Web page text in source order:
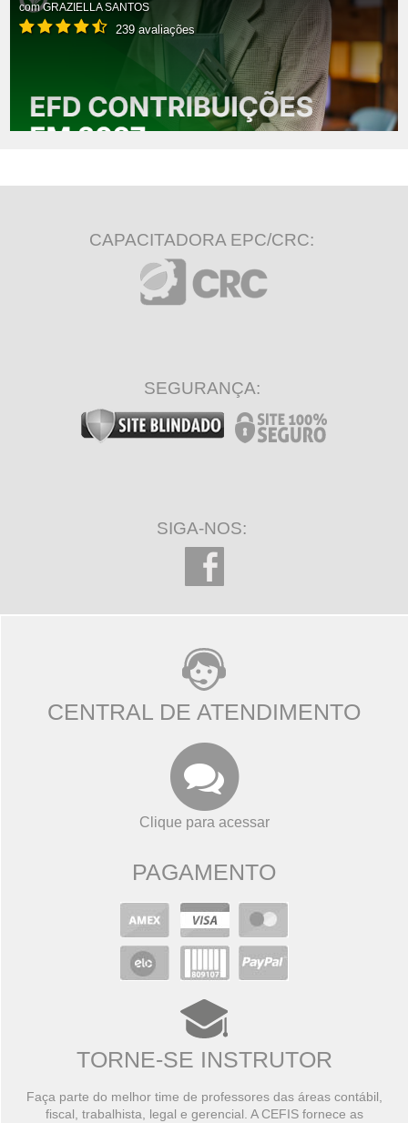
comGRAZIELLA SANTOS
239 avaliações
CAPACITADORA EPC/CRC:
SEGURANÇA:
SIGA-NOS:
CENTRAL DE ATENDIMENTO
Clique para acessar
PAGAMENTO
TORNE-SE INSTRUTOR
Faça parte do melhor time de professores das áreas contábil,
fiscal, trabalhista, legal e gerencial. A CEFIS fornece as